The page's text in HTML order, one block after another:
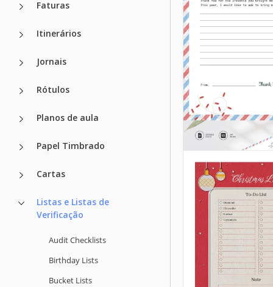
Faturas
Itinerários
Jornais
Rótulos
Planos de aula
Papel Timbrado
Cartas
Listas e Listas de
Verificação
Audit Checklists
Birthday Lists
Bucket Lists